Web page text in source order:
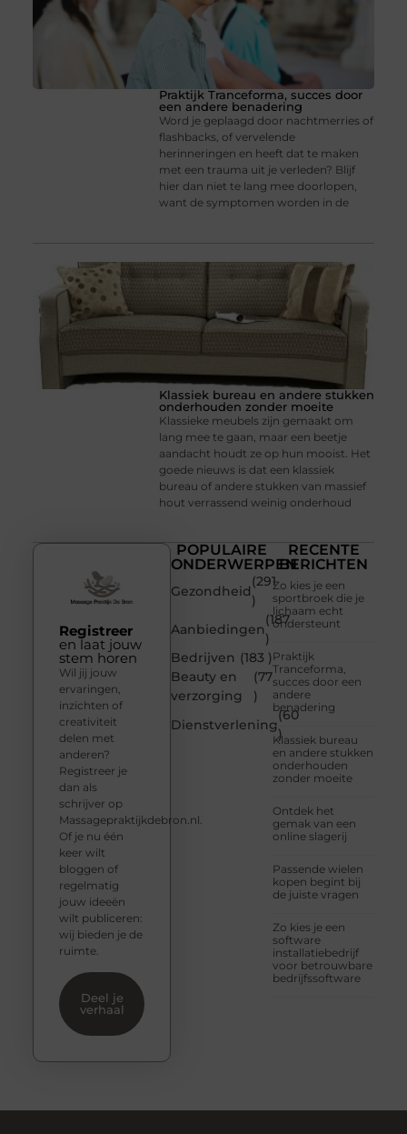
Praktijk Tranceforma, succes door
een andere benadering
Word je geplaagd door nachtmerries of
flashbacks, of vervelende
herinneringen en heeft dat te maken
met een trauma uit je verleden? Blijf
hier dan niet te lang mee doorlopen,
want de symptomen worden in de
Klassiek bureau en andere stukken
onderhouden zonder moeite
Klassieke meubels zijn gemaakt om
lang mee te gaan, maar een beetje
aandacht houdt ze op hun mooist. Het
goede nieuws is dat een klassiek
bureau of andere stukken van massief
hout verrassend weinig onderhoud
POPULAIRE
ONDERWERPEN
Gezondheid
(291
)
Aanbiedingen
(187
)
Bedrijven (183 )
Beauty en
verzorging
(77
)
Dienstverlening
(60
)
RECENTE
BERICHTEN
Zo kies je een
sportbroek die je
lichaam echt
ondersteunt
Praktijk
Tranceforma,
succes door een
andere
benadering
Klassiek bureau
en andere stukken
onderhouden
zonder moeite
Ontdek het
gemak van een
online slagerij
Passende wielen
kopen begint bij
de juiste vragen
Zo kies je een
software
installatiebedrijf
voor betrouwbare
bedrijfssoftware
Registreer
en laat jouw
stem horen
Wil jij jouw
ervaringen,
inzichten of
creativiteit
delen met
anderen?
Registreer je
dan als
schrijver op
Massagepraktijkdebron.nl.
Of je nu één
keer wilt
bloggen of
regelmatig
jouw ideeën
wilt publiceren:
wij bieden je de
ruimte.
Deel je
verhaal